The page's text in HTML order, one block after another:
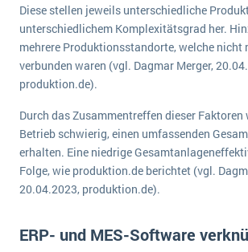
Vermietung
Versorgung
MEHR ÜBER ERP-SOFTWARE
ERP News
SAP übernimmt Reltio für eine
Die „SaaSpocalypse“: Was ist das und was bedeutet es für die Zukunft von
Diese stellen jeweils unterschiedliche
unterschiedlichem Komplexitätsgrad her.
mehrere Produktionsstandorte, welche nicht
verbunden waren (vgl. Dagmar Merger,
produktion.de).
Durch das Zusammentreffen dieser Faktoren
Betrieb schwierig, einen umfassenden
erhalten. Eine niedrige
Folge, wie produktion.de berichtet (vgl.
20.04.2023, produktion.de).
ERP- und MES-Software